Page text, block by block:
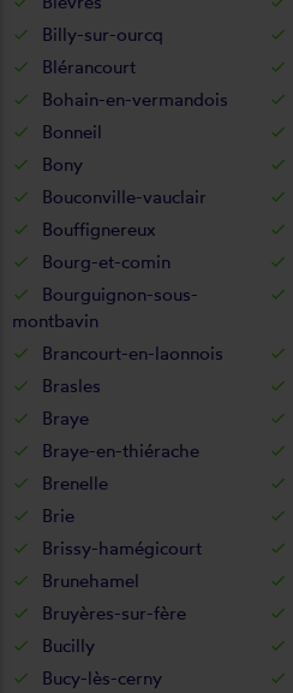
Billy-sur-ourcq
Blérancourt
Bohain-en-vermandois
Bonneil
Bony
Bouconville-vauclair
Bouffignereux
Bourg-et-comin
Bourguignon-sous-
montbavin
Brancourt-en-laonnois
Brasles
Braye
Braye-en-thiérache
Brenelle
Brie
Brissy-hamégicourt
Brunehamel
Bruyères-sur-fère
Bucilly
Bucy-lès-cerny